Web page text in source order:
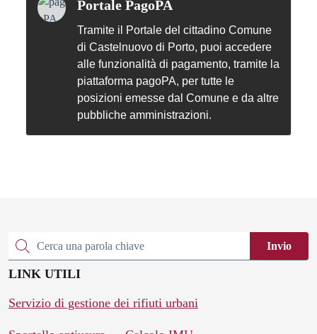
Portale PagoPA
Tramite il Portale del cittadino Comune
di Castelnuovo di Porto, puoi accedere
alle funzionalità di pagamento, tramite la
piattaforma pagoPA, per tutte le
posizioni emesse dal Comune e da altre
pubbliche amministrazioni.
Cerca una parola chiave Invio
LINK UTILI
Servizio di gestione dei rifiuti urbani